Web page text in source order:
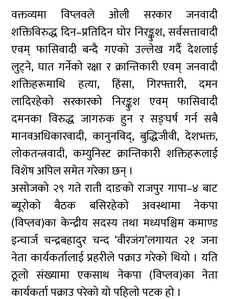
वक्तव्यमा विप्लवले ओली सरकार जनवादी
शक्तिविरुद्ध दिन–प्रतिदिन घोर निरङ्कुश, सर्वसत्तावादी
एवम् फासिवादी बन्दै गएको उल्लेख गर्दै देशलाई
लुट्ने, घात गर्नेको रक्षा र क्रान्तिकारी एवम् जनवादी
शक्तिहरूमाथि हत्या, हिंसा, गिरफ्तारी, दमन
लादिरहेको सरकारको निरङ्कुश एवम् फासिवादी
दमनका विरुद्ध जागरुक हुन र सङ्घर्ष गर्न सबै
मानवअधिकारवादी, कानुनविद्, बुद्धिजीवी, देशभक्त,
लोकतन्त्रवादी, कम्युनिस्ट क्रान्तिकारी शक्तिहरूलाई
विशेष अपिल समेत गरेका छन् ।
असोजको २९ गते राती दाङको राजपुर गापा–४ बाट
ब्यूरोको बैठक बसिरहेको अवस्थामा नेकपा
(विप्लव)का केन्द्रीय सदस्य तथा मध्यपश्चिम कमाण्ड
इन्चार्ज चन्द्रबहादुर चन्द ‘वीरजंग’लगायत २१ जना
नेता कार्यकर्तालाई प्रहरीले पक्राउ गरेको थियो । यति
ठूलो संख्यामा एकसाथ नेकपा (विप्लव)का नेता
कार्यकर्ता पक्राउ परेको यो पहिलो पटक हो ।